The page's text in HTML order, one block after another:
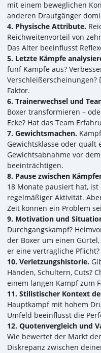
mit einem beweglichen
anderen Draufgänger
4. Physische Attribute.
Reichweitenvorteil von
Das Alter beeinflusst
5. Letzte Kämpfe
fünf Kämpfe aus?
Faktor.
6. Trainerwechsel und
Boxer transformieren –
Ecke? Hat das Team
7. Gewichtsmachen.
Gewichtsklasse oder quält
Gewichtsabnahme vor
beeinträchtigen.
8. Pause zwischen
18 Monate pausiert hat,
regelmäßiger Aktivität.
Zeit können ein Problem
9. Motivation und
Durchgangskampf?
der Boxer um einen
er eine vertragliche Pflicht?
10. Verletzungshistorie.
Händen, Schultern, Cuts?
einem langen Kampf zum
11. Stilistischer Kontext
Hauptkampf mit hohem
Umfeld beeinflusst die
12. Quotenvergleich und
Wie bewertet der Markt
Diskrepanz zwischen